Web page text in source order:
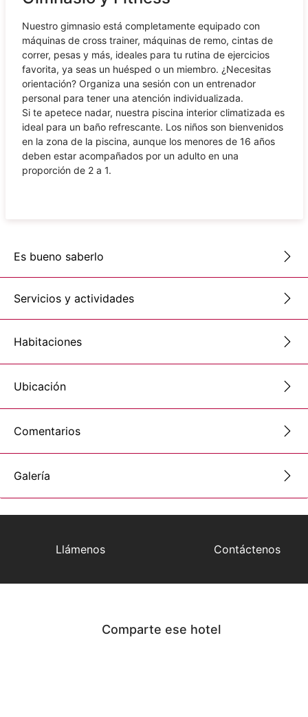
Nuestro gimnasio está completamente equipado con
máquinas de cross trainer, máquinas de remo, cintas de
correr, pesas y más, ideales para tu rutina de ejercicios
favorita, ya seas un huésped o un miembro. ¿Necesitas
orientación? Organiza una sesión con un entrenador
personal para tener una atención individualizada.
Si te apetece nadar, nuestra piscina interior climatizada es
ideal para un baño refrescante. Los niños son bienvenidos
en la zona de la piscina, aunque los menores de 16 años
deben estar acompañados por un adulto en una
proporción de 2 a 1.
Es bueno saberlo
Servicios y actividades
Habitaciones
Ubicación
Comentarios
Galería
Llámenos Contáctenos
Comparte ese hotel